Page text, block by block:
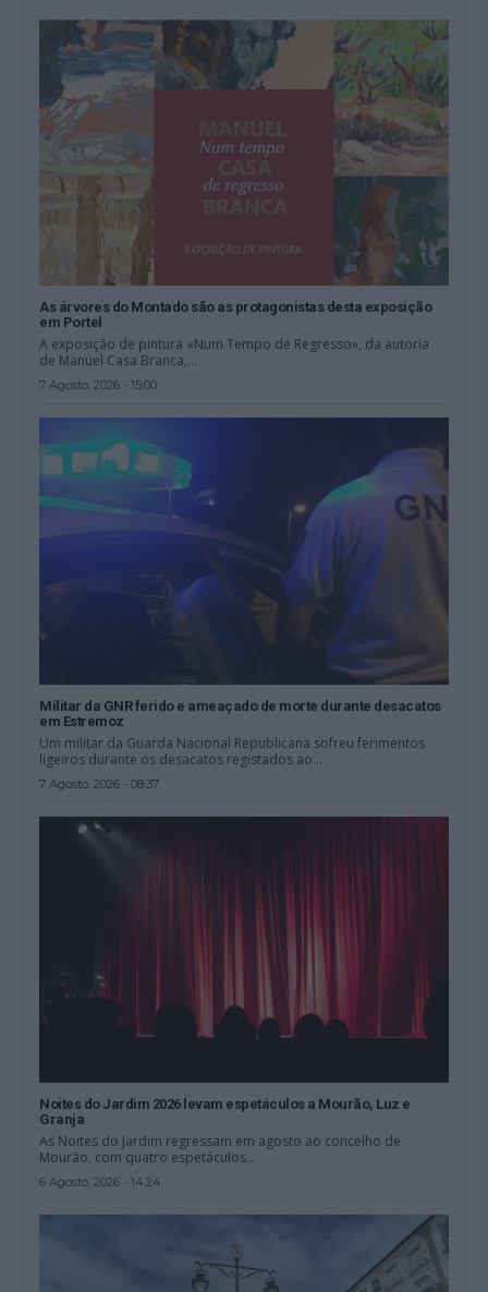
As árvores do Montado são as protagonistas desta exposição
em Portel
A exposição de pintura «Num Tempo de Regresso», da autoria
de Manuel Casa Branca,...
7 Agosto, 2026 - 15:00
Militar da GNR ferido e ameaçado de morte durante desacatos
em Estremoz
Um militar da Guarda Nacional Republicana sofreu ferimentos
ligeiros durante os desacatos registados ao...
7 Agosto, 2026 - 08:37
Noites do Jardim 2026 levam espetáculos a Mourão, Luz e
Granja
As Noites do Jardim regressam em agosto ao concelho de
Mourão, com quatro espetáculos...
6 Agosto, 2026 - 14:24